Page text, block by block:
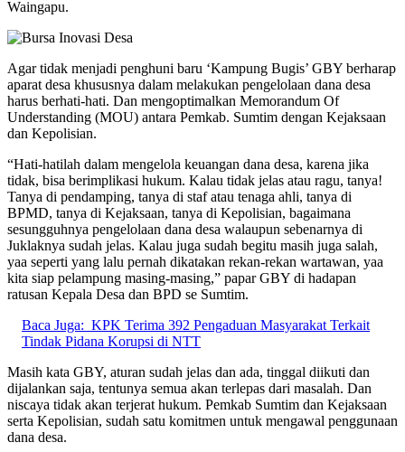
Waingapu.
Agar tidak menjadi penghuni baru ‘Kampung Bugis’ GBY berharap
aparat desa khususnya dalam melakukan pengelolaan dana desa
harus berhati-hati. Dan mengoptimalkan Memorandum Of
Understanding (MOU) antara Pemkab. Sumtim dengan Kejaksaan
dan Kepolisian.
“Hati-hatilah dalam mengelola keuangan dana desa, karena jika
tidak, bisa berimplikasi hukum. Kalau tidak jelas atau ragu, tanya!
Tanya di pendamping, tanya di staf atau tenaga ahli, tanya di
BPMD, tanya di Kejaksaan, tanya di Kepolisian, bagaimana
sesungguhnya pengelolaan dana desa walaupun sebenarnya di
Juklaknya sudah jelas. Kalau juga sudah begitu masih juga salah,
yaa seperti yang lalu pernah dikatakan rekan-rekan wartawan, yaa
kita siap pelampung masing-masing,” papar GBY di hadapan
ratusan Kepala Desa dan BPD se Sumtim.
Baca Juga: KPK Terima 392 Pengaduan Masyarakat Terkait
Tindak Pidana Korupsi di NTT
Masih kata GBY, aturan sudah jelas dan ada, tinggal diikuti dan
dijalankan saja, tentunya semua akan terlepas dari masalah. Dan
niscaya tidak akan terjerat hukum. Pemkab Sumtim dan Kejaksaan
serta Kepolisian, sudah satu komitmen untuk mengawal penggunaan
dana desa.